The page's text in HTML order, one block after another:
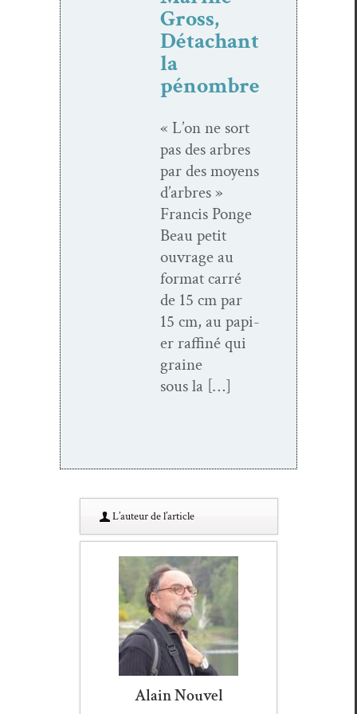
Gross,
Détachant
la
pénombre
« L’on ne sort
pas des arbres
par des moyens
d’arbres »
Fran­cis Ponge
Beau petit
ouvrage au
for­mat car­ré
de 15 cm par
15 cm, au papi­
er raf­finé qui
graine
sous la […]
L’au­teur de l’article
Alain Nouvel